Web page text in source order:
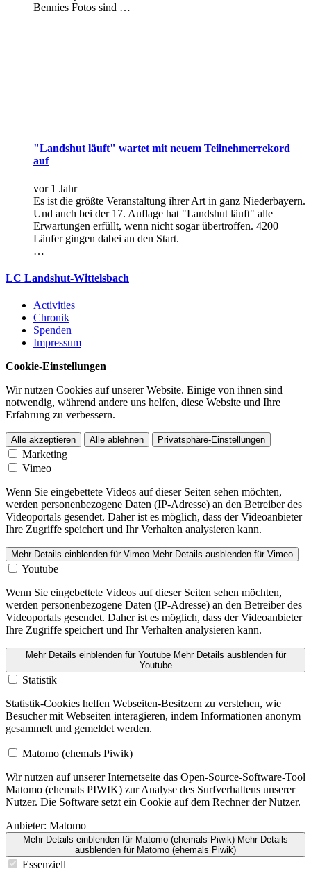
Bennies Fotos sind …
"Landshut läuft" wartet mit neuem Teilneh­mer­rekord
auf
vor 1 Jahr
Es ist die größte Veranstaltung ihrer Art in ganz Niederbayern.
Und auch bei der 17. Auflage hat "Landshut läuft" alle
Erwartungen erfüllt, wenn nicht sogar übertroffen. 4200
Läufer gingen dabei an den Start.
…
LC Landshut-Wittelsbach
Activities
Chronik
Spenden
Impressum
Cookie-Einstel­lungen
Wir nutzen Cookies auf unserer Website. Einige von ihnen sind
notwendig, während andere uns helfen, diese Website und Ihre
Erfahrung zu verbessern.
Alle akzeptieren Alle ablehnen Privatsphäre-Einstellungen
Marketing
Vimeo
Wenn Sie eingebettete Videos auf dieser Seiten sehen möchten,
werden personen­be­zogene Daten (IP-Adresse) an den Betreiber des
Videoportals gesendet. Daher ist es möglich, dass der Videoan­bieter
Ihre Zugriffe speichert und Ihr Verhalten analysieren kann.
Mehr Details einblenden für Vimeo Mehr Details ausblenden für Vimeo
Youtube
Wenn Sie eingebettete Videos auf dieser Seiten sehen möchten,
werden personen­be­zogene Daten (IP-Adresse) an den Betreiber des
Videoportals gesendet. Daher ist es möglich, dass der Videoan­bieter
Ihre Zugriffe speichert und Ihr Verhalten analysieren kann.
Mehr Details einblendenfür Youtube Mehr Details ausblendenfür
Youtube
Statistik
Statistik-Cookies helfen Webseiten-Besitzern zu verstehen, wie
Besucher mit Webseiten interagieren, indem Informa­tionen anonym
gesammelt und gemeldet werden.
Matomo (ehemals Piwik)
Wir nutzen auf unserer Internetseite das Open-Source-Software-Tool
Matomo (ehemals PIWIK) zur Analyse des Surfver­haltens unserer
Nutzer. Die Software setzt ein Cookie auf dem Rechner der Nutzer.
Anbieter: Matomo
Mehr Details einblenden für Matomo (ehemals Piwik) Mehr Details
ausblenden für Matomo (ehemals Piwik)
Essenziell